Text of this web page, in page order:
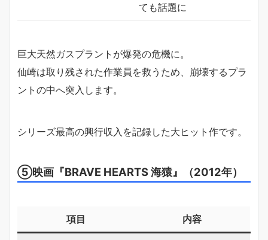
ても話題に
巨大天然ガスプラントが爆発の危機に。
仙崎は取り残された作業員を救うため、崩壊するプラ
ントの中へ突入します。
シリーズ最高の興行収入を記録した大ヒット作です。
⑤映画『BRAVE HEARTS 海猿』（2012年）
項目 内容